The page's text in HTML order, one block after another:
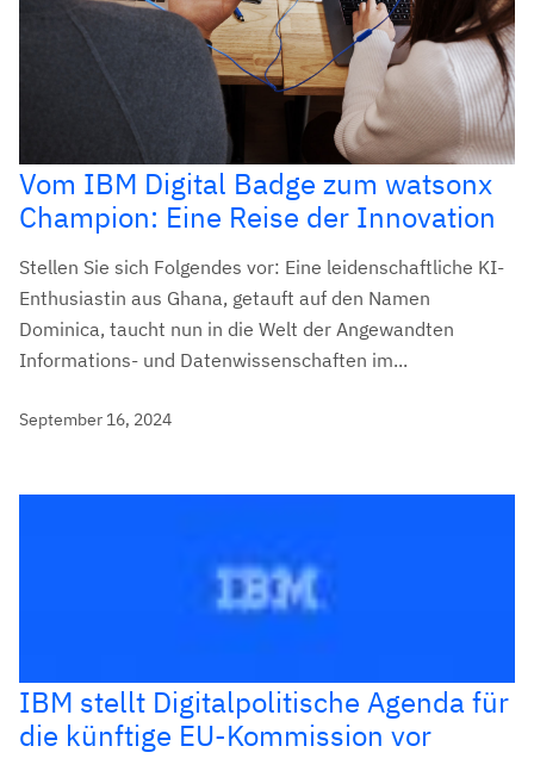
Vom IBM Digital Badge zum watsonx
Champion: Eine Reise der Innovation
Stellen Sie sich Folgendes vor: Eine leidenschaftliche KI-
Enthusiastin aus Ghana, getauft auf den Namen
Dominica, taucht nun in die Welt der Angewandten
Informations- und Datenwissenschaften im...
September 16, 2024
IBM stellt Digitalpolitische Agenda für
die künftige EU-Kommission vor